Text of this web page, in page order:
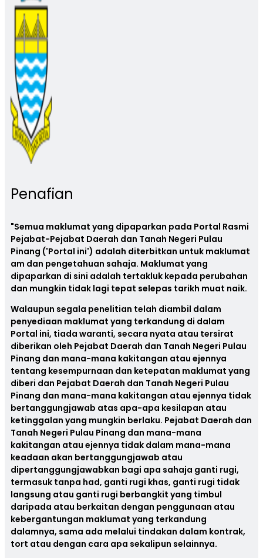
Penafian
"Semua maklumat yang dipaparkan pada Portal Rasmi
Pejabat-Pejabat Daerah dan Tanah Negeri Pulau
Pinang ('Portal ini') adalah diterbitkan untuk maklumat
am dan pengetahuan sahaja. Maklumat yang
dipaparkan di sini adalah tertakluk kepada perubahan
dan mungkin tidak lagi tepat selepas tarikh muat naik.
Walaupun segala penelitian telah diambil dalam
penyediaan maklumat yang terkandung di dalam
Portal ini, tiada waranti, secara nyata atau tersirat
diberikan oleh Pejabat Daerah dan Tanah Negeri Pulau
Pinang dan mana-mana kakitangan atau ejennya
tentang kesempurnaan dan ketepatan maklumat yang
diberi dan Pejabat Daerah dan Tanah Negeri Pulau
Pinang dan mana-mana kakitangan atau ejennya tidak
bertanggungjawab atas apa-apa kesilapan atau
ketinggalan yang mungkin berlaku. Pejabat Daerah dan
Tanah Negeri Pulau Pinang dan mana-mana
kakitangan atau ejennya tidak dalam mana-mana
keadaan akan bertanggungjawab atau
dipertanggungjawabkan bagi apa sahaja ganti rugi,
termasuk tanpa had, ganti rugi khas, ganti rugi tidak
langsung atau ganti rugi berbangkit yang timbul
daripada atau berkaitan dengan penggunaan atau
kebergantungan maklumat yang terkandung
dalamnya, sama ada melalui tindakan dalam kontrak,
tort atau dengan cara apa sekalipun selainnya.